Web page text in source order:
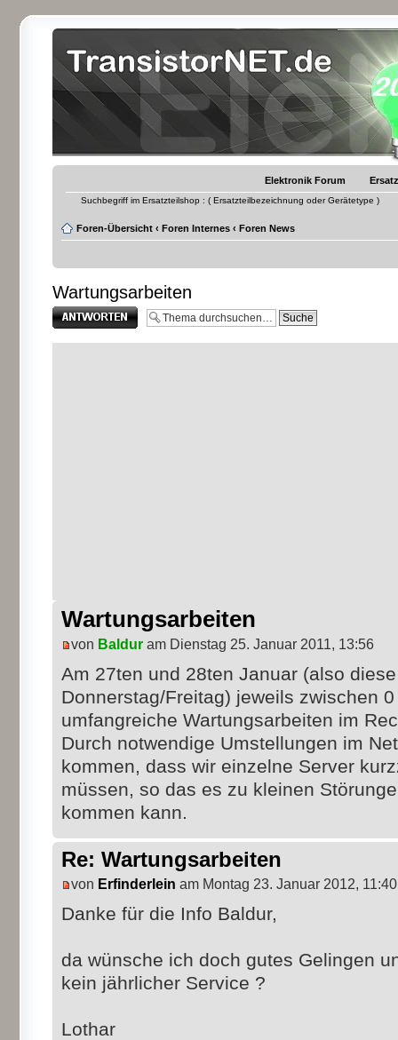
Elektronik Forum
Suchbegriff im Ersatzteilshop : ( Ersatzteilbezeichnung oder Gerätetype )
Foren-Übersicht ‹ Foren Internes ‹ Foren News
Wartungsarbeiten
Antwort erstellen
Wartungsarbeiten
von Baldur am Dienstag 25. Januar 2011, 13:56
Am 27ten und 28ten Januar (also
Donnerstag/Freitag) jeweils zwischen
umfangreiche Wartungsarbeiten im
Durch notwendige Umstellungen im
kommen, dass wir einzelne Server
müssen, so das es zu kleinen
kommen kann.
Re: Wartungsarbeiten
von Erfinderlein am Montag 23. Januar 2012, 11:40
Danke für die Info Baldur,
da wünsche ich doch gutes Gelingen
kein jährlicher Service ?
Lothar